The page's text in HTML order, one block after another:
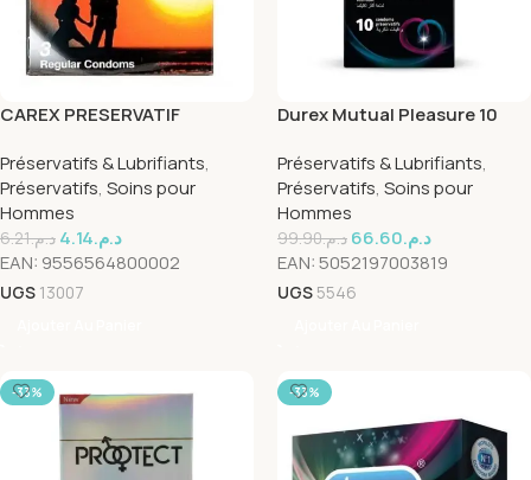
CAREX PRESERVATIF
Préservatifs & Lubrifiants,
Préservatifs, Soins pour
Hommes
د.م.6.21 د.م.4.14
EAN: 9556564800002
UGS 13007
Durex Mutual Pleasure 10
Préservatifs & Lubrifiants,
Préservatifs, Soins pour
Hommes
د.م.99.90 د.م.66.60
EAN:5052197003819
UGS 5546
-33% -33%